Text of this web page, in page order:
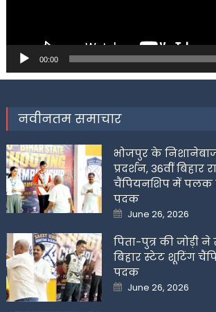
00:00
नवीनतम समाचार
भोजपुर के
प्रदर्शन, 36वीं बिहार
चैंपियनशिप में पलक
पदक
Posted
on
June 26, 2026
पिता-पुत्र की जोड़ी ने
बिहार स्टेट शूटिंग
पदक
Posted
on
June 26, 2026